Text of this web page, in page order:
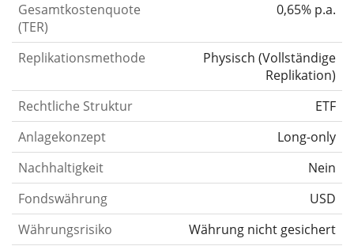
Gesamtkostenquote
(TER)
0,65% p.a.
Replikationsmethode Physisch (Vollständige
Replikation)
Rechtliche Struktur
ETF
Anlagekonzept
Long-only
Nachhaltigkeit
Nein
Fondswährung
USD
Währungsrisiko
Währung nicht gesichert